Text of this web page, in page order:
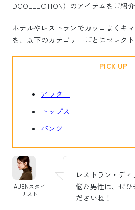
DCOLLECTION）のアイテムをご紹
ホテルやレストランでカッコよくキ
を、以下のカテゴリーごとにセレクト
PICK UP
アウター
トップス
パンツ
AUENスタイ
リスト
レストラン・デ
悩む男性は、ぜひ
ださいね！